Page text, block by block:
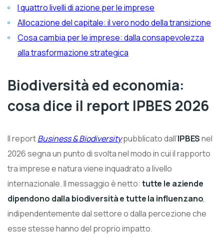
I quattro livelli di azione per le imprese
Allocazione del capitale: il vero nodo della transizione
Cosa cambia per le imprese: dalla consapevolezza
alla trasformazione strategica
Biodiversità ed economia:
cosa dice il report IPBES 2026
Il reportBusiness & Biodiversitypubblicato dall’IPBESnel
2026 segna un punto di svolta nel modo in cui il rapporto
tra imprese e natura viene inquadrato a livello
internazionale. Il messaggio è netto: tutte le aziende
dipendono dalla biodiversità e tutte la influenzano,
indipendentemente dal settore o dalla percezione che
esse stesse hanno del proprio impatto.